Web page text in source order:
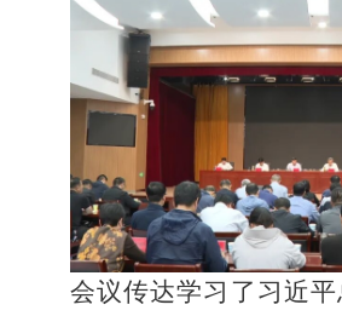
会议传达学习了习近